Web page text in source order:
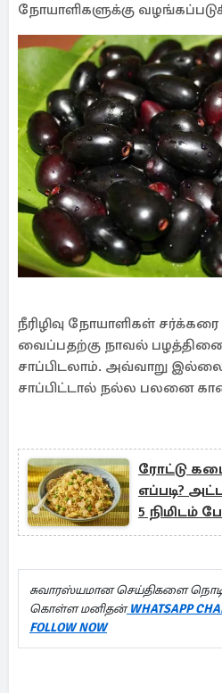
நோயாளிகளுக்கு
நீரிழிவு நோயாளிகள்
வைப்பதற்கு நாவல்
சாப்பிடலாம். அவ்வாறு
சாப்பிட்டால் நல்ல பலனை
ரோட்டு
எப்படி?
5 நிமிடம்
சுவாரஸ்யமான செய்திகளை
கொள்ள மனிதன்WHATSAPP
FOLLOW NOW